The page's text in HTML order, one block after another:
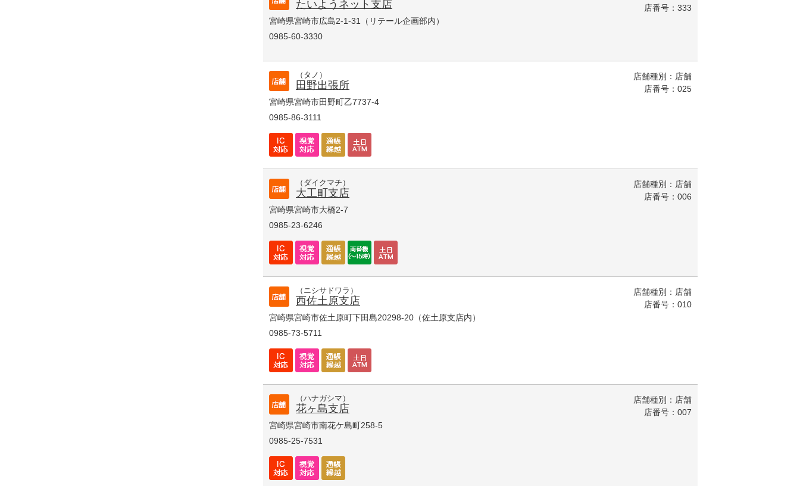
たいようネット支店
宮崎県宮崎市広島2-1-31（リテール企画部内）
0985-60-3330
店番号：333
（タノ）
田野出張所
宮崎県宮崎市田野町乙7737-4
0985-86-3111
店舗種別：店舗
店番号：025
（ダイクマチ）
大工町支店
宮崎県宮崎市大橋2-7
0985-23-6246
店舗種別：店舗
店番号：006
（ニシサドワラ）
西佐土原支店
宮崎県宮崎市佐土原町下田島20298-20（佐土原支店内）
0985-73-5711
店舗種別：店舗
店番号：010
（ハナガシマ）
花ヶ島支店
宮崎県宮崎市南花ケ島町258-5
0985-25-7531
店舗種別：店舗
店番号：007